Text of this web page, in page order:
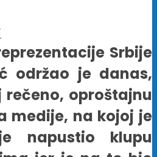
Srbije
održao je danas,
rečeno, oproštajnu
medije, na kojoj je
napustio klupu